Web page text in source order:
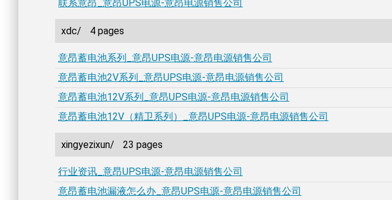
联系意昂_意昂UPS电源-意昂电源销售公司
xdc/ 4 pages
意昂蓄电池系列_意昂UPS电源-意昂电源销售公司
意昂蓄电池2V系列_意昂UPS电源-意昂电源销售公司
意昂蓄电池12V系列_意昂UPS电源-意昂电源销售公司
意昂蓄电池12V（精卫系列）_意昂UPS电源-意昂电源销售公司
xingyezixun/ 23 pages
行业资讯_意昂UPS电源-意昂电源销售公司
意昂蓄电池漏液怎么办_意昂UPS电源-意昂电源销售公司